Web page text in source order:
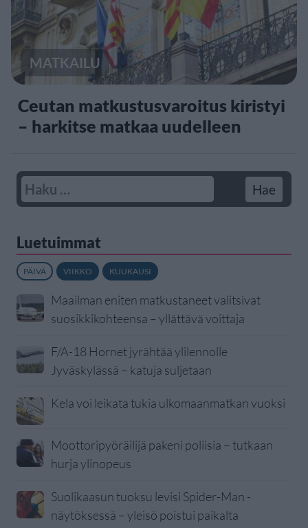
MATKAILU
Ceutan matkustusvaroitus kiristyi
– harkitse matkaa uudelleen
Luetuimmat
PÄIVÄ VIIKKO KUUKAUSI
Maailman eniten matkustaneet valitsivat
suosikkikohteensa – yllättävä voittaja
F/A-18 Hornet jyrähtää ylilennolle
Jyväskylässä – katuja suljetaan
Kela voi leikata tukia ulkomaanmatkan vuoksi
Moottoripyöräilijä pakeni poliisia – tutkaan
hurja ylinopeus
Suolikaasun tuoksu levisi Spider-Man -
näytöksessä – yleisö poistui paikalta